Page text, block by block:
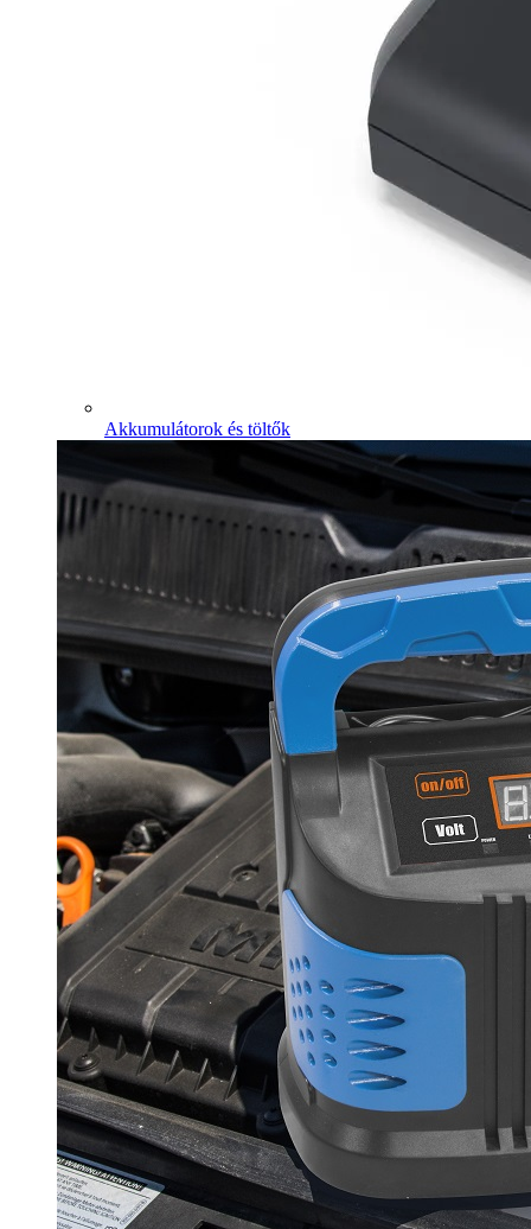
Akkumulátorok és töltők